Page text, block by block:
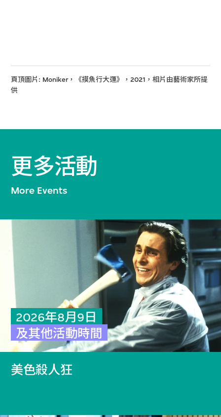
頁頂圖片: Moniker，《摸魚行大運》，2021，相片由藝術家所提
供
更多活動
More Events
2026年8月9日
及其他活動時間
美色殺人狂